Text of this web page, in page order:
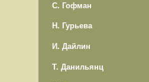
С. Гофман
Н. Гурьева
И. Дайлин
Т. Данильянц